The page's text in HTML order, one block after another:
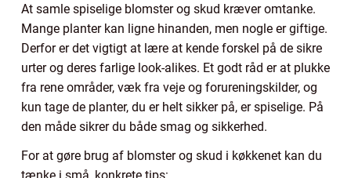
At samle spiselige blomster og skud kræver omtanke.
Mange planter kan ligne hinanden, men nogle er giftige.
Derfor er det vigtigt at lære at kende forskel på de sikre
urter og deres farlige look-alikes. Et godt råd er at plukke
fra rene områder, væk fra veje og forureningskilder, og
kun tage de planter, du er helt sikker på, er spiselige. På
den måde sikrer du både smag og sikkerhed.
For at gøre brug af blomster og skud i køkkenet kan du